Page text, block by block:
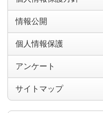
情報公開
個人情報保護
アンケート
サイトマップ